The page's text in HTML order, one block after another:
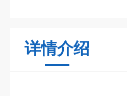
详情介绍